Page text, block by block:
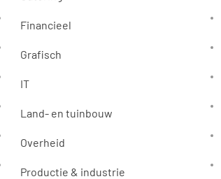
Financieel
Grafisch
IT
Land- en tuinbouw
Overheid
Productie & industrie